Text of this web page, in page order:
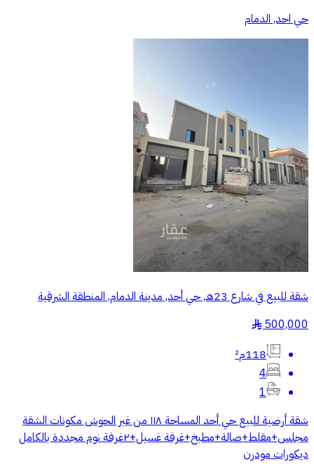
حي احد, الدمام
شقة للبيع في شارع 23هـ, حي أحد, مدينة الدمام, المنطقة الشرقية
500,000
§
118م²
4
1
شقة أرضية للبيع حي أحد المساحة ١١٨ من غير الحوش مكونات الشقة
مجلس+مقلط+صالة+مطبخ+غرفة غسيل+٢غرفة نوم مجددة بالكامل
ديكورات مودرن